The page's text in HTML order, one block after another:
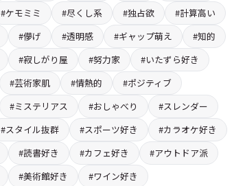
#ケモミミ #尽くし系 #独占欲
#計算高い
#儚げ #透明感 #ギャップ萌え
#知的
#寂しがり屋 #努力家
#いたずら好き
#芸術家肌 #情熱的
#ポジティブ
#ミステリアス #おしゃべり
#スレンダー
#スタイル抜群 #スポーツ好き
#カラオケ好き
#読書好き #カフェ好き
#アウトドア派
#美術館好き
#ワイン好き